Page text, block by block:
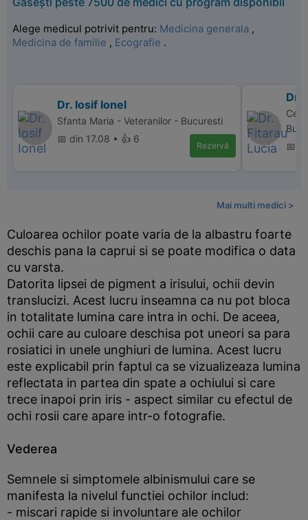
Alege medicul potrivit pentru: Medicina generala ,
Medicina de familie , Ecografie .
Dr. Iosif Ionel
Sfanta Maria - Veteranilor - Bucuresti
📅 din 17.08 • 👍 6
Rezervă
Dr.
📅
Mai multi medici >
Culoarea ochilor poate varia de la albastru foarte
deschis pana la caprui si se poate modifica o data
cu varsta.
Datorita lipsei de pigment a irisului, ochii devin
translucizi. Acest lucru inseamna ca nu pot bloca
in totalitate lumina care intra in ochi. De aceea,
ochii care au culoare deschisa pot uneori sa para
rosiatici in unele unghiuri de lumina. Acest lucru
este explicabil prin faptul ca se vizualizeaza lumina
reflectata in partea din spate a ochiului si care
trece inapoi prin iris - aspect similar cu efectul de
ochi rosii care apare intr-o fotografie.
Vederea
Semnele si simptomele albinismului care se
manifesta la nivelul functiei ochilor includ:
- miscari rapide si involuntare ale ochilor